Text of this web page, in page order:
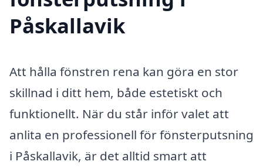
Påskallavik
Att hålla fönstren rena kan göra en stor
skillnad i ditt hem, både estetiskt och
funktionellt. När du står inför valet att
anlita en professionell för fönsterputsning
i Påskallavik, är det alltid smart att